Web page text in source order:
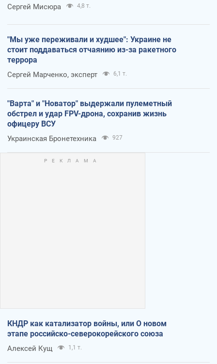
Сергей Мисюра 4,8 т.
"Мы уже переживали и худшее": Украине не
стоит поддаваться отчаянию из-за ракетного
террора
Сергей Марченко, эксперт 6,1 т.
"Варта" и "Новатор" выдержали пулеметный
обстрел и удар FPV-дрона, сохранив жизнь
офицеру ВСУ
Украинская Бронетехника 927
КНДР как катализатор войны, или О новом
этапе российско-северокорейского союза
Алексей Кущ 1,1 т.